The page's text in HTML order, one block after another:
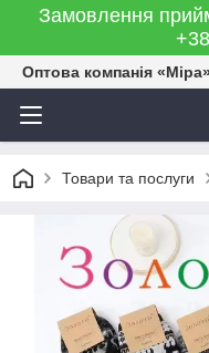
Замовлення
Оптова компанія
Товари та послуги